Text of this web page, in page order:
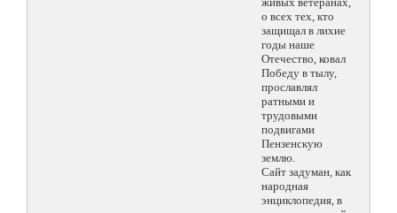
о всех тех, кто
защищал в лихие
годы наше
Отечество, ковал
Победу в тылу,
прославлял
ратными и
трудовыми
подвигами
Пензенскую
землю.
Сайт задуман, как
народная
энциклопедия, в